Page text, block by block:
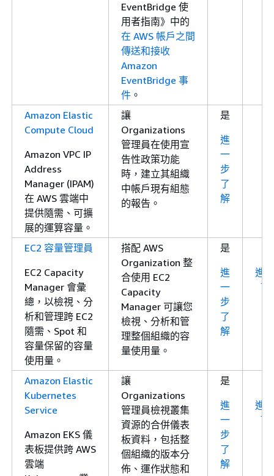
EventBridge 使
用者指南》中的
在 AWS 帳戶之間
傳送和接收
Amazon
EventBridge 事
件 。
Amazon Elastic
Compute Cloud
Amazon VPC IP
Address
Manager (IPAM)
在 AWS 雲端中
提供隨需、可擴
展的運算容量。
讓
Organizations
管理員在使用宣
告性政策功能
時，建立其組織
中帳戶現有組態
的報告。
是
進
一
步
了
解
EC2 容量管理員
EC2 Capacity
Manager 會彙
總，以檢視、分
析和管理跨 EC2
隨需、Spot 和
容量保留的容量
使用量。
搭配 AWS
Organization 整
合使用 EC2
Capacity
Manager 可讓您
檢視、分析和管
理整個組織的容
量使用量。
是
進
一
步
了
解
進
了
Amazon Elastic
Kubernetes
Service
Amazon EKS 儀
表板提供跨 AWS
雲端
讓
Organizations
管理員檢視叢集
資源的合併儀表
板資料，包括整
個組織的版本分
佈、運作狀態和
是
進
一
步
了
解
進
了